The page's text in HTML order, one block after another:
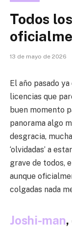
Todos
13 de mayo de 2026
El año pasado
licencias que
buen momento
panorama algo
desgracia,
‘olvidadas’ a
grave de todos,
aunque
colgadas nada
Joshi-man